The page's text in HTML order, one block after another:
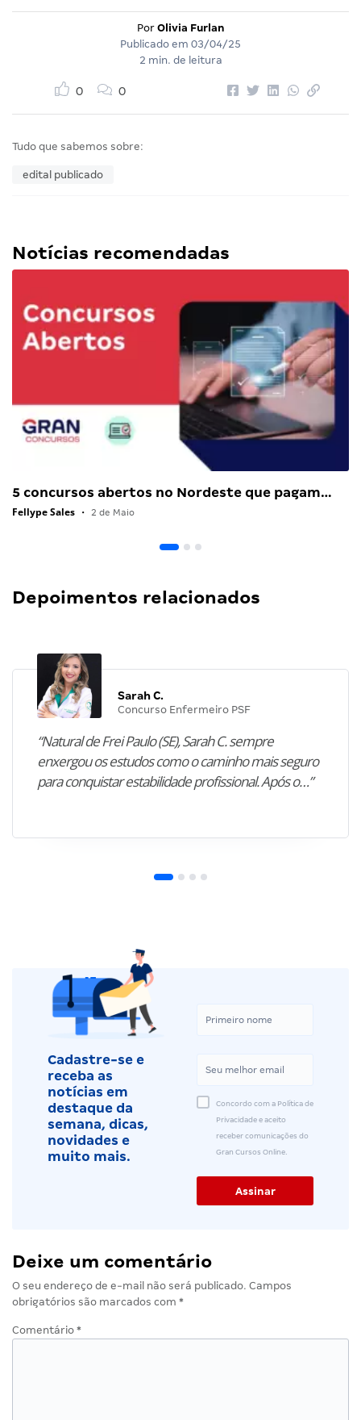
Por Olivia Furlan
Publicado em 03/04/25
2 min. de leitura
0 0
Tudo que sabemos sobre:
edital publicado
Notícias recomendadas
5 concursos abertos no Nordeste que pagam…
Fellype Sales • 2 de Maio
Depoimentos relacionados
Sarah C.
Concurso Enfermeiro PSF
“Natural de Frei Paulo (SE), Sarah C. sempre
enxergou os estudos como o caminho mais seguro
para conquistar estabilidade profissional. Após o…”
Cadastre-se e
receba as
notícias em
destaque da
semana, dicas,
novidades e
muito mais.
Concordo com a Política de
Privacidade e aceito
receber comunicações do
Gran Cursos Online.
Deixe um comentário
O seu endereço de e-mail não será publicado. Campos
obrigatórios são marcados com *
Comentário *